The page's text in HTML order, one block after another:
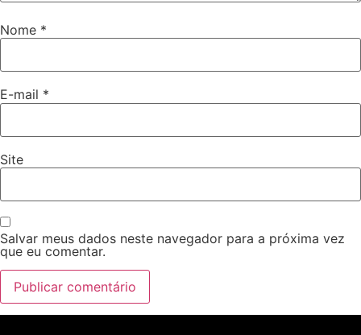
Nome *
E-mail *
Site
Salvar meus dados neste navegador para a próxima vez
que eu comentar.